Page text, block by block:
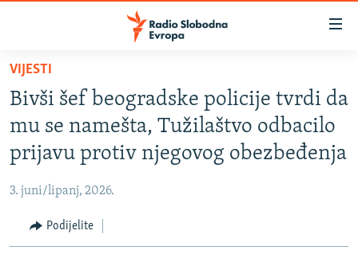
Pređite
glavni
sadržaj
Pređite
na
glavnu
navigaciju
Pređite
na
BOSNA I HERCEGOVINA
SRBIJA
KOSOVO
CRNA GORA
VIZUELNO
VIJESTI
Bivši šef beogradske policije tvrdi da
mu se namešta, Tužilaštvo odbacilo
prijavu protiv njegovog obezbeđenja
3. juni/lipanj, 2026.
Podijelite